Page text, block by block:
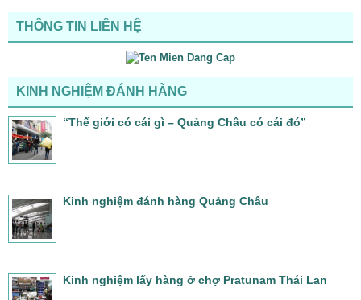
THÔNG TIN LIÊN HỆ
KINH NGHIỆM ĐÁNH HÀNG
“Thế giới có cái gì – Quảng Châu có cái đó”
Kinh nghiệm đánh hàng Quảng Châu
Kinh nghiệm lấy hàng ở chợ Pratunam Thái Lan